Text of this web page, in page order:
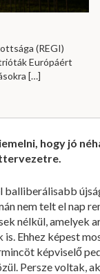
(REGI)
Európáért
[…]
hogy jó
nem telt el nap
nélkül, amelyek
Ehhez képest
képviselő
Persze voltak,